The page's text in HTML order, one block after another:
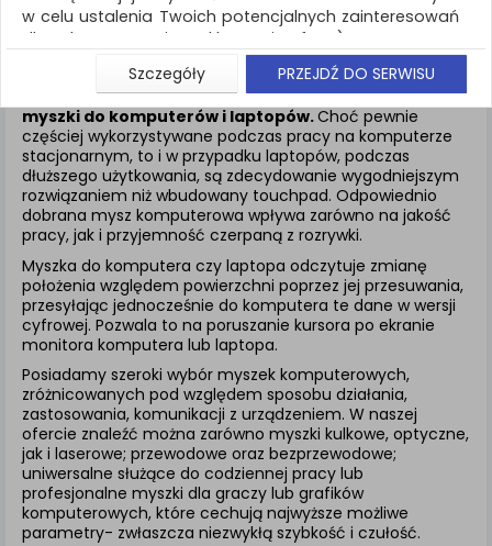
MYSZ KOMPUTEROWA
Jednym z podstawowych narzędzi służących nawigacji są
myszki do komputerów i laptopów.Choć pewnie
częściej wykorzystywane podczas pracy na komputerze
stacjonarnym, to i w przypadku laptopów, podczas
dłuższego użytkowania, są zdecydowanie wygodniejszym
rozwiązaniem niż wbudowany touchpad. Odpowiednio
dobrana mysz komputerowa wpływa zarówno na jakość
pracy, jak i przyjemność czerpaną z rozrywki.
Myszka do komputera czy laptopa odczytuje zmianę
położenia względem powierzchni poprzez jej przesuwania,
przesyłając jednocześnie do komputera te dane w wersji
cyfrowej. Pozwala to na poruszanie kursora po ekranie
monitora komputera lub laptopa.
Posiadamy szeroki wybór myszek komputerowych,
zróżnicowanych pod względem sposobu działania,
zastosowania, komunikacji z urządzeniem. W naszej
ofercie znaleźć można zarówno myszki kulkowe, optyczne,
jak i laserowe; przewodowe oraz bezprzewodowe;
uniwersalne służące do codziennej pracy lub
profesjonalne myszki dla graczy lub grafików
komputerowych, które cechują najwyższe możliwe
parametry- zwłaszcza niezwykłą szybkość i czułość.
w celu ustalenia Twoich potencjalnych zainteresowań
dla dostosowania reklamy i oferty), w tym na
umieszczanie tzw. cookies na Twoich urządzeniach i
ich odczytywanie, kliknij przycisk „Przejdź do serwisu”.
Jeśli nie chcesz wyrazić zgody lub ograniczyć jej
zakres, kliknij „Szczegóły”, gdzie znajdziesz wszelkie
informacje o tym jak to zrobić . Te same informacje
znajdziesz także na podstronie z naszą polityką
prywatności obowiązującą od 25 maja 2018.
W przypadku użytkowników zalogowanych, aby
umożliwić prawidłową realizację Umowy z Państwem i
związane z tym prawidłowe działanie naszej strony
www, a w szczególności np. wysłanie potwierdzenia
zamówienia na Państwa email lub wyświetlenie
Państwu prawidłowych informacji o promocjach czy
cenach indywidualnych, ważna jest Państwa
wcześniejsza zgoda której udzieliliście podczas
zakładania konta.
Każda Państwa zgoda jest dobrowolna i można ją w
dowolnym momencie wycofać.
Polityka prywatności (rozwiń)
Klauzula Informacyjna (rozwiń)
Szczegóły PRZEJDŹ DO SERWISU